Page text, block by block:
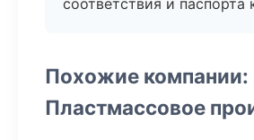
соответствия и паспорта
Похожие компании:
Пластмассовое